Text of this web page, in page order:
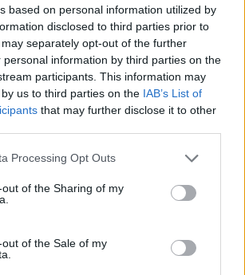
based on personal information utilized by
disclosed to third parties prior to
separately opt-out of the further
personal information by third parties on the
participants. This information may
us to third parties on the IAB’s List of
that may further disclose it to other
Processing Opt Outs
of the Sharing of my
of the Sale of my
електромобили от Китай
120%